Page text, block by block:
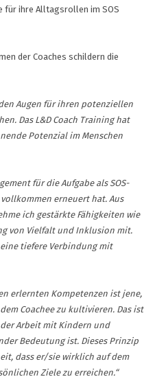
für ihre Alltagsrollen im SOS
der Coaches schildern die
Augen für ihren potenziellen
Das L&D Coach Training hat
Potenzial im Menschen
für die Aufgabe als SOS-
erneuert hat. Aus
ich gestärkte Fähigkeiten wie
von Vielfalt und Inklusion mit.
tiefere Verbindung mit
erlernten Kompetenzen ist jene,
Coachee zu kultivieren. Das ist
Arbeit mit Kindern und
Bedeutung ist. Dieses Prinzip
dass er/sie wirklich auf dem
Ziele zu erreichen.“